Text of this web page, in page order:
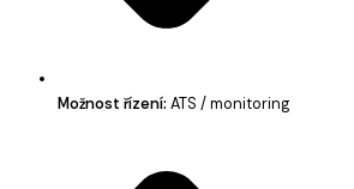
Možnost řízení: ATS / monitoring